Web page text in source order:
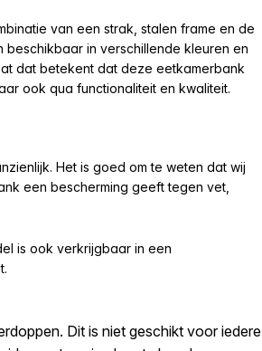
van een strak, stalen frame en de
beschikbaar in verschillende kleuren en
dat betekent dat deze eetkamerbank
ook qua functionaliteit en kwaliteit.
Het is goed om te weten dat wij
een bescherming geeft tegen vet,
is ook verkrijgbaar in een
Dit is niet geschikt voor iedere